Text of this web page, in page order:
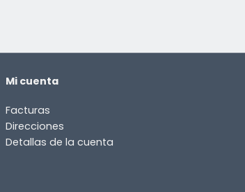
Mi cuenta
Facturas
Direcciones
Detallas de la cuenta